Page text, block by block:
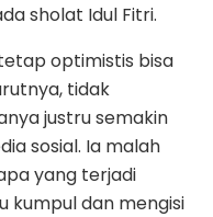
sholat Idul Fitri.
optimistis bisa
tidak
justru semakin
sosial. Ia malah
yang terjadi
kumpul dan mengisi